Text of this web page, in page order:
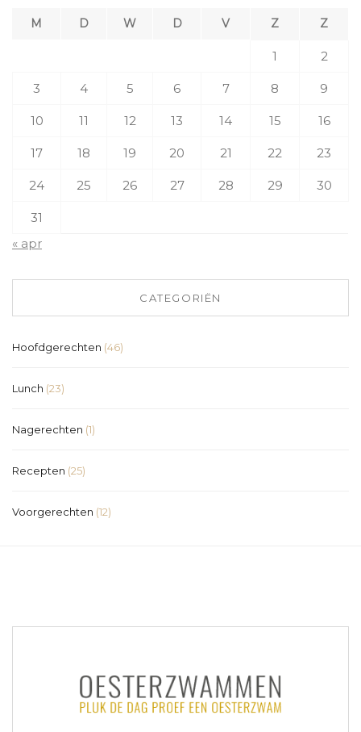
M D W D V Z Z
1 2
3 4 5 6 7 8 9
10 11 12 13 14 15 16
17 18 19 20 21 22 23
24 25 26 27 28 29 30
31
« apr
CATEGORIËN
Hoofdgerechten (46)
Lunch (23)
Nagerechten (1)
Recepten (25)
Voorgerechten (12)